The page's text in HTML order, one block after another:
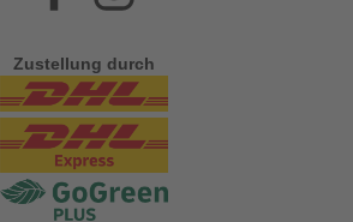
Zustellung durch